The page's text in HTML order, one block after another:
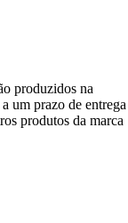
produzidos na
um prazo de entrega
produtos da marca